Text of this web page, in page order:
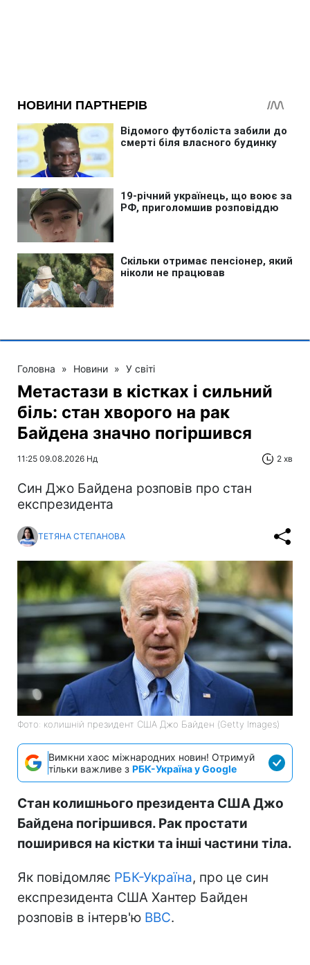
Головна » Новини » У світі
Метастази в кістках і сильний
біль: стан хворого на рак
Байдена значно погіршився
11:25 09.08.2026 Нд 2 хв
Син Джо Байдена розповів про стан
експрезидента
ТЕТЯНА СТЕПАНОВА
Фото: колишній президент США Джо Байден (Getty Images)
Вимкни хаос міжнародних новин! Отримуй
тільки важливе з РБК-Україна у Google
Стан колишнього президента США Джо
Байдена погіршився. Рак простати
поширився на кістки та інші частини тіла.
Як повідомляє РБК-Україна, про це син
експрезидента США Хантер Байден
розповів в інтерв'ю BBC.